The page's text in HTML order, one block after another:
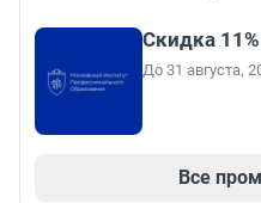
Скидка
До 31 августа,
Все